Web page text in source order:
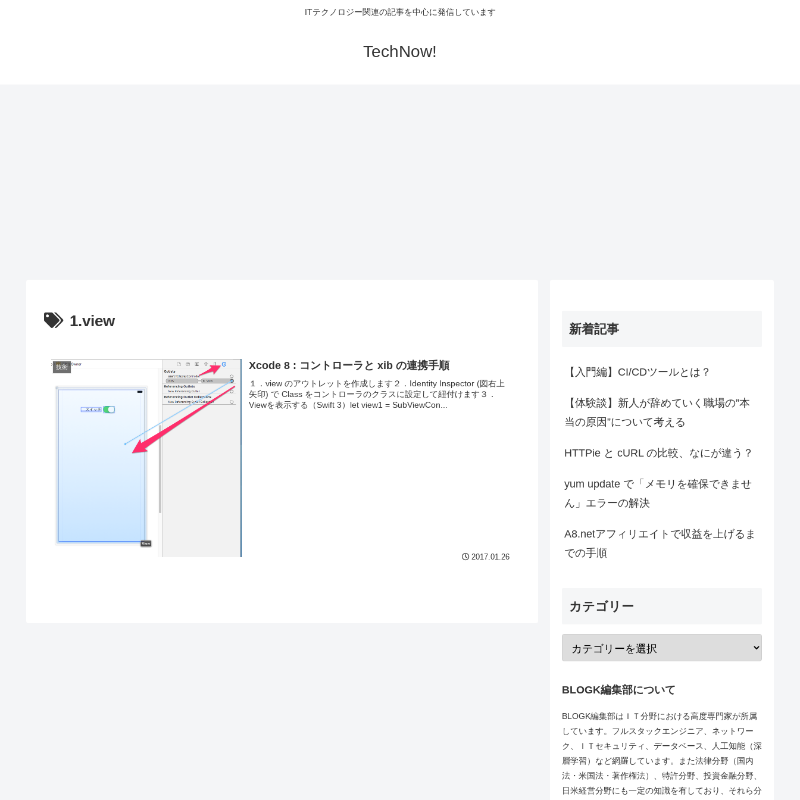
ITテクノロジー関連の記事を中心に発信しています
TechNow!
1.view
技術 Xcode 8 : コントローラと xib の連携手順
１．view のアウトレットを作成します２．Identity Inspector (図右上
矢印) で Class をコントローラのクラスに設定して紐付けます３．
Viewを表示する（Swift 3）let view1 = SubViewCon...
2017.01.26
新着記事
【入門編】CI/CDツールとは？
【体験談】新人が辞めていく職場の”本
当の原因”について考える
HTTPie と cURL の比較、なにが違う？
yum update で「メモリを確保できませ
ん」エラーの解決
A8.netアフィリエイトで収益を上げるま
での手順
カテゴリー
BLOGK編集部について
BLOGK編集部はＩＴ分野における高度専門家が所属
しています。フルスタックエンジニア、ネットワー
ク、ＩＴセキュリティ、データベース、人工知能（深
層学習）など網羅しています。また法律分野（国内
法・米国法・著作権法）、特許分野、投資金融分野、
日米経営分野にも一定の知識を有しており、それら分